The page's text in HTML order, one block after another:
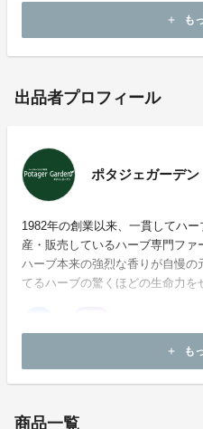
add も
出品者プロフィール
ポタジェガーデン
1982年の創業以来、一貫してハ
産・販売しているハーブ専門ファ
ハーブ本来の強烈な香りが自慢
てるハーブの驚くほどの生命力を
add も
商品一覧